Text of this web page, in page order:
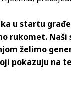
u startu
rukomet.
želimo
pokazuju na